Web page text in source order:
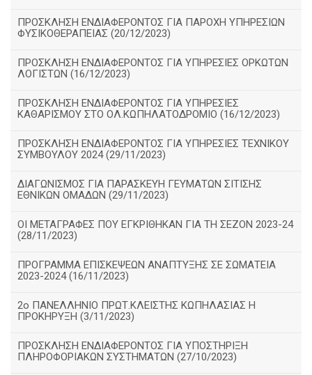
ΠΡΟΣΚΛΗΣΗ ΕΝΔΙΑΦΕΡΟΝΤΟΣ ΓΙΑ ΠΑΡΟΧΗ ΥΠΗΡΕΣΙΩΝ
ΦΥΣΙΚΟΘΕΡΑΠΕΙΑΣ (20/12/2023)
ΠΡΟΣΚΛΗΣΗ ΕΝΔΙΑΦΕΡΟΝΤΟΣ ΓΙΑ ΥΠΗΡΕΣΙΕΣ ΟΡΚΩΤΩΝ
ΛΟΓΙΣΤΩΝ (16/12/2023)
ΠΡΟΣΚΛΗΣΗ ΕΝΔΙΑΦΕΡΟΝΤΟΣ ΓΙΑ ΥΠΗΡΕΣΙΕΣ
ΚΑΘΑΡΙΣΜΟΥ ΣΤΟ ΟΛ.ΚΩΠΗΛΑΤΟΔΡΟΜΙΟ (16/12/2023)
ΠΡΟΣΚΛΗΣΗ ΕΝΔΙΑΦΕΡΟΝΤΟΣ ΓΙΑ ΥΠΗΡΕΣΙΕΣ ΤΕΧΝΙΚΟΥ
ΣΥΜΒΟΥΛΟΥ 2024 (29/11/2023)
ΔΙΑΓΩΝΙΣΜΟΣ ΓΙΑ ΠΑΡΑΣΚΕΥΗ ΓΕΥΜΑΤΩΝ ΣΙΤΙΣΗΣ
ΕΘΝΙΚΩΝ ΟΜΑΔΩΝ (29/11/2023)
ΟΙ ΜΕΤΑΓΡΑΦΕΣ ΠΟΥ ΕΓΚΡΙΘΗΚΑΝ ΓΙΑ ΤΗ ΣΕΖΟΝ 2023-24
(28/11/2023)
ΠΡΟΓΡΑΜΜΑ ΕΠΙΣΚΕΨΕΩΝ ΑΝΑΠΤΥΞΗΣ ΣΕ ΣΩΜΑΤΕΙΑ
2023-2024 (16/11/2023)
2ο ΠΑΝΕΛΛΗΝΙΟ ΠΡΩΤ.ΚΛΕΙΣΤΗΣ ΚΩΠΗΛΑΣΙΑΣ Η
ΠΡΟΚΗΡΥΞΗ (3/11/2023)
ΠΡΟΣΚΛΗΣΗ ΕΝΔΙΑΦΕΡΟΝΤΟΣ ΓΙΑ ΥΠΟΣΤΗΡΙΞΗ
ΠΛΗΡΟΦΟΡΙΑΚΩΝ ΣΥΣΤΗΜΑΤΩΝ (27/10/2023)